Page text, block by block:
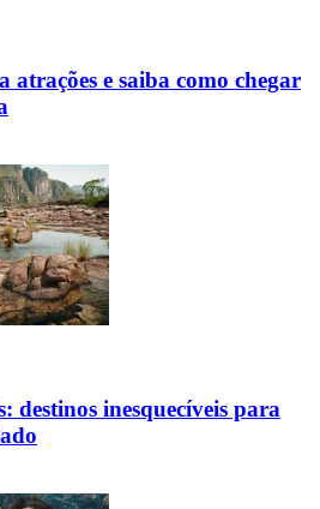
atrações e saiba como chegar
destinos inesquecíveis para